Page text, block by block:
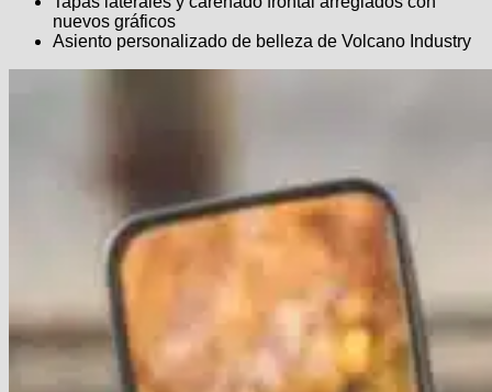
nuevos gráficos
Asiento personalizado de belleza de Volcano Industry